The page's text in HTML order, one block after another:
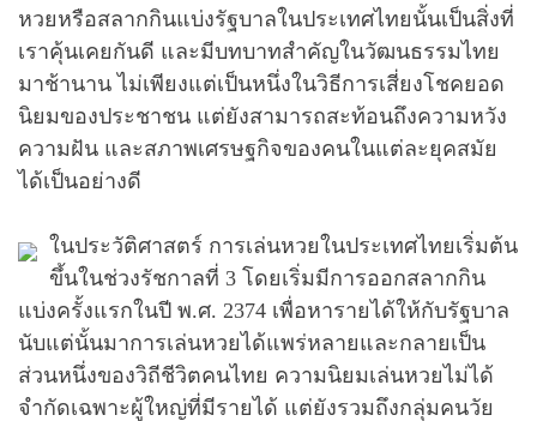
หวยหรือสลากกินแบ่งรัฐบาลในประเทศไทยนั้นเป็นสิ่งที่
เราคุ้นเคยกันดี และมีบทบาทสำคัญในวัฒนธรรมไทย
มาช้านาน ไม่เพียงแต่เป็นหนึ่งในวิธีการเสี่ยงโชคยอด
นิยมของประชาชน แต่ยังสามารถสะท้อนถึงความหวัง
ความฝัน และสภาพเศรษฐกิจของคนในแต่ละยุคสมัย
ได้เป็นอย่างดี
ในประวัติศาสตร์ การเล่นหวยในประเทศไทยเริ่มต้น
ขึ้นในช่วงรัชกาลที่ 3 โดยเริ่มมีการออกสลากกิน
แบ่งครั้งแรกในปี พ.ศ. 2374 เพื่อหารายได้ให้กับรัฐบาล
นับแต่นั้นมาการเล่นหวยได้แพร่หลายและกลายเป็น
ส่วนหนึ่งของวิถีชีวิตคนไทย ความนิยมเล่นหวยไม่ได้
จำกัดเฉพาะผู้ใหญ่ที่มีรายได้ แต่ยังรวมถึงกลุ่มคนวัย